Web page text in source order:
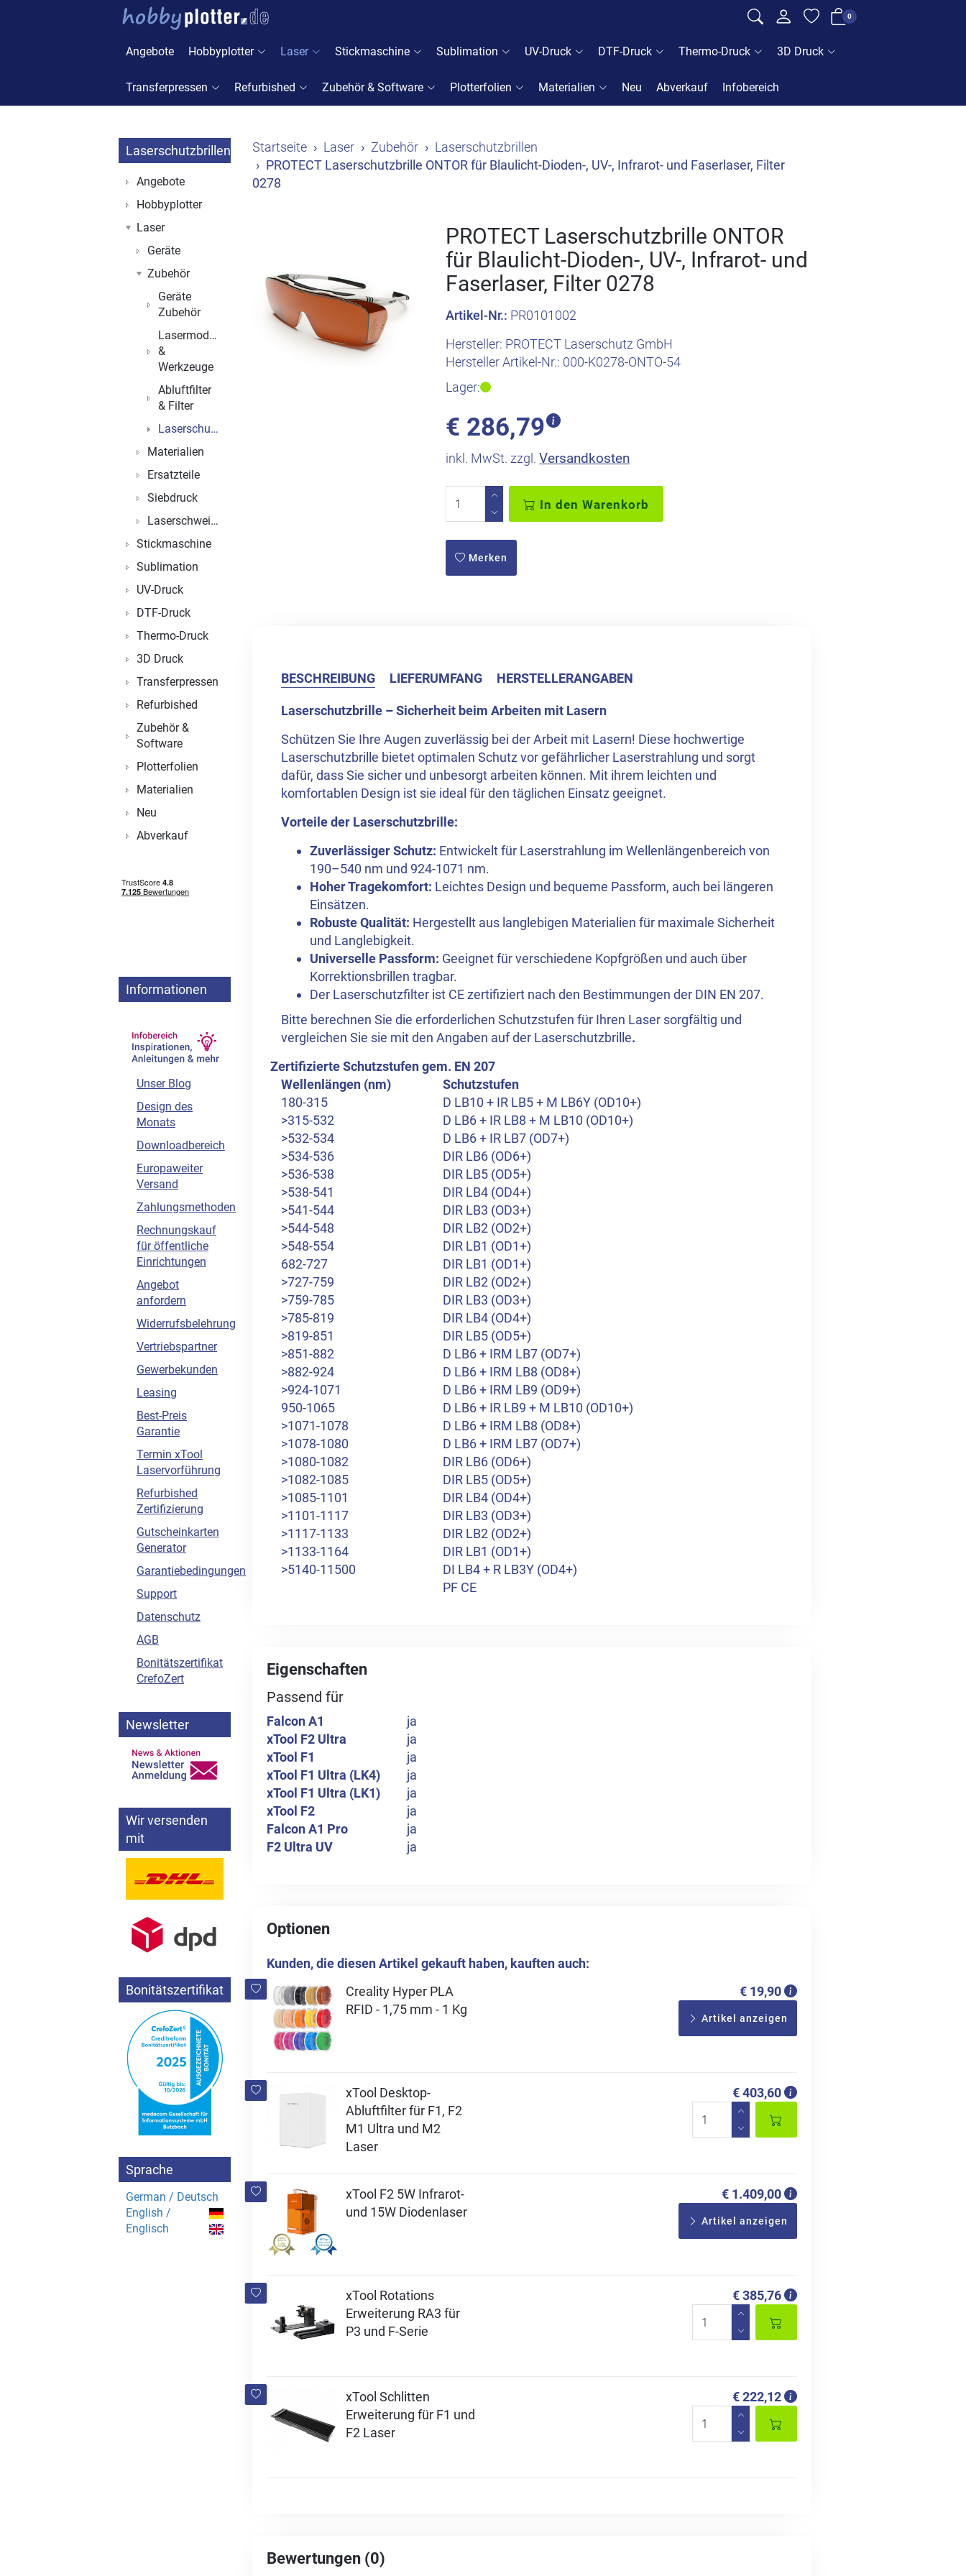
0
Angebote Hobbyplotter Laser Stickmaschine Sublimation UV-Druck DTF-Druck Thermo-Druck 3D Druck
Transferpressen Refurbished Zubehör & Software Plotterfolien Materialien Neu Abverkauf Infobereich
Startseite Laser Zubehör
Laserschutzbrillen
PROTECT Laserschutzbrille ONTOR für Blaulicht-Dioden-, UV-, Infrarot- und Faserlaser, Filter
0278
PROTECT Laserschutzbrille ONTOR
für Blaulicht-Dioden-, UV-, Infrarot- und
Faserlaser, Filter 0278
Artikel-Nr.: PR0101002
Hersteller: PROTECT Laserschutz GmbH
Hersteller Artikel-Nr.: 000-K0278-ONTO-54
Lager:
€ 286,79
inkl. MwSt. zzgl.Versandkosten
In den Warenkorb
Merken
BESCHREIBUNG LIEFERUMFANG HERSTELLERANGABEN
Laserschutzbrille – Sicherheit beim Arbeiten mit Lasern
Schützen Sie Ihre Augen zuverlässig bei der Arbeit mit Lasern! Diese hochwertige
Laserschutzbrille bietet optimalen Schutz vor gefährlicher Laserstrahlung und sorgt
dafür, dass Sie sicher und unbesorgt arbeiten können. Mit ihrem leichten und
komfortablen Design ist sie ideal für den täglichen Einsatz geeignet.
Vorteile der Laserschutzbrille:
Zuverlässiger Schutz: Entwickelt für Laserstrahlung im Wellenlängenbereich von
190–540 nm und 924-1071 nm.
Hoher Tragekomfort: Leichtes Design und bequeme Passform, auch bei längeren
Einsätzen.
Robuste Qualität: Hergestellt aus langlebigen Materialien für maximale Sicherheit
und Langlebigkeit.
Universelle Passform: Geeignet für verschiedene Kopfgrößen und auch über
Korrektionsbrillen tragbar.
Der Laserschutzfilter ist CE zertifiziert nach den Bestimmungen der DIN EN 207.
Bitte berechnen Sie die erforderlichen Schutzstufen für Ihren Laser sorgfältig und
vergleichen Sie sie mit den Angaben auf der Laserschutzbrille.
Zertifizierte Schutzstufen gem. EN 207
Wellenlängen (nm)
Schutzstufen
180-315
D LB10 + IR LB5 + M LB6Y (OD10+)
>315-532
D LB6 + IR LB8 + M LB10 (OD10+)
>532-534
D LB6 + IR LB7 (OD7+)
>534-536
DIR LB6 (OD6+)
>536-538
DIR LB5 (OD5+)
>538-541
DIR LB4 (OD4+)
>541-544
DIR LB3 (OD3+)
>544-548
DIR LB2 (OD2+)
>548-554
DIR LB1 (OD1+)
682-727
DIR LB1 (OD1+)
>727-759
DIR LB2 (OD2+)
>759-785
DIR LB3 (OD3+)
>785-819
DIR LB4 (OD4+)
>819-851
DIR LB5 (OD5+)
>851-882
D LB6 + IRM LB7 (OD7+)
>882-924
D LB6 + IRM LB8 (OD8+)
>924-1071
D LB6 + IRM LB9 (OD9+)
950-1065
D LB6 + IR LB9 + M LB10 (OD10+)
>1071-1078
D LB6 + IRM LB8 (OD8+)
>1078-1080
D LB6 + IRM LB7 (OD7+)
>1080-1082
DIR LB6 (OD6+)
>1082-1085
DIR LB5 (OD5+)
>1085-1101
DIR LB4 (OD4+)
>1101-1117
DIR LB3 (OD3+)
>1117-1133
DIR LB2 (OD2+)
>1133-1164
DIR LB1 (OD1+)
>5140-11500
DI LB4 + R LB3Y (OD4+)
PF CE
Eigenschaften
Passend für
Falcon A1
ja
xTool F2 Ultra
ja
xTool F1
ja
xTool F1 Ultra (LK4)
ja
xTool F1 Ultra (LK1)
ja
xTool F2
ja
Falcon A1 Pro
ja
F2 Ultra UV
ja
Optionen
Kunden, die diesen Artikel gekauft haben, kauften auch:
Creality Hyper PLA
RFID - 1,75 mm - 1 Kg
€ 19,90
Artikel anzeigen
xTool Desktop-
Abluftfilter für F1, F2
M1 Ultra und M2
Laser
€ 403,60
xTool F2 5W Infrarot-
und 15W Diodenlaser
€ 1.409,00
Artikel anzeigen
xTool Rotations
Erweiterung RA3 für
P3 und F-Serie
€ 385,76
xTool Schlitten
Erweiterung für F1 und
F2 Laser
€ 222,12
Bewertungen (0)
Laserschutzbrillen
Angebote
Hobbyplotter
Laser
Geräte
Zubehör
Geräte
Zubehör
Lasermodule
&
Werkzeuge
Abluftfilter
& Filter
Laserschutzbrillen
Materialien
Ersatzteile
Siebdruck
Laserschweißen
Stickmaschine
Sublimation
UV-Druck
DTF-Druck
Thermo-Druck
3D Druck
Transferpressen
Refurbished
Zubehör &
Software
Plotterfolien
Materialien
Neu
Abverkauf
Informationen
Unser Blog
Design des
Monats
Downloadbereich
Europaweiter
Versand
Zahlungsmethoden
Rechnungskauf
für öffentliche
Einrichtungen
Angebot
anfordern
Widerrufsbelehrung
Vertriebspartner
Gewerbekunden
Leasing
Best-Preis
Garantie
Termin xTool
Laservorführung
Refurbished
Zertifizierung
Gutscheinkarten
Generator
Garantiebedingungen
Support
Datenschutz
AGB
Bonitätszertifikat
CrefoZert
Newsletter
Wir versenden
mit
Bonitätszertifikat
Sprache
German / Deutsch
English /
Englisch